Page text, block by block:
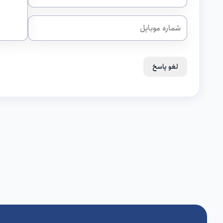
لغو پاسخ